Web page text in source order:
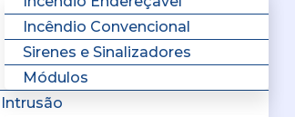
Incêndio Convencional
Sirenes e Sinalizadores
Módulos
Intrusão